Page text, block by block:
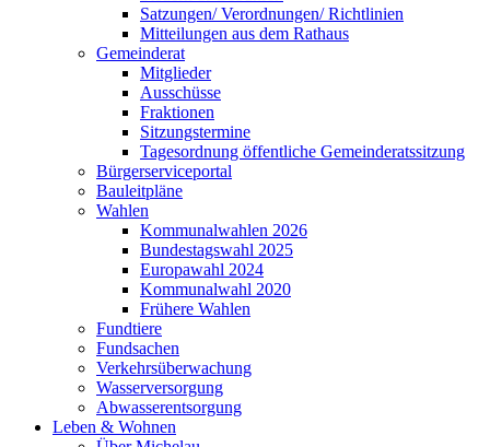
Satzungen/ Verordnungen/ Richtlinien
Mitteilungen aus dem Rathaus
Gemeinderat
Mitglieder
Ausschüsse
Fraktionen
Sitzungstermine
Tagesordnung öffentliche Gemeinderatssitzung
Bürgerserviceportal
Bauleitpläne
Wahlen
Kommunalwahlen 2026
Bundestagswahl 2025
Europawahl 2024
Kommunalwahl 2020
Frühere Wahlen
Fundtiere
Fundsachen
Verkehrsüberwachung
Wasserversorgung
Abwasserentsorgung
Leben & Wohnen